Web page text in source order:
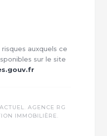
auxquels ce
sur le site
AGENCE RG
IMMOBILIÈRE.